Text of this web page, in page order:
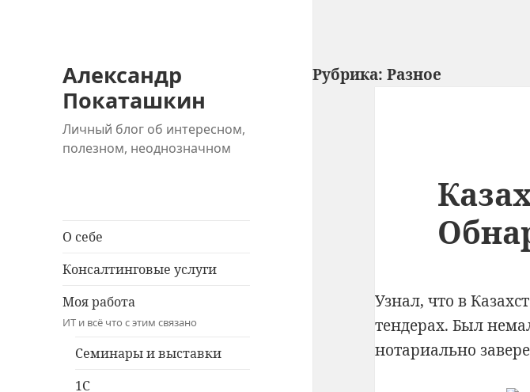
Александр
Покаташкин
Личный блог об интересном,
полезном, неоднозначном
О себе
Консалтинговые услуги
Моя работа
ИТ и всё что с этим связано
Семинары и выставки
1C
Рубрика:Разное
Узнал, что в
тендерах. Был
нотариально